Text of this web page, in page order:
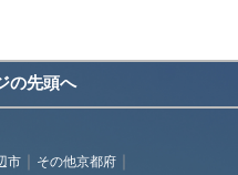
の先頭へ
市
その他京都府